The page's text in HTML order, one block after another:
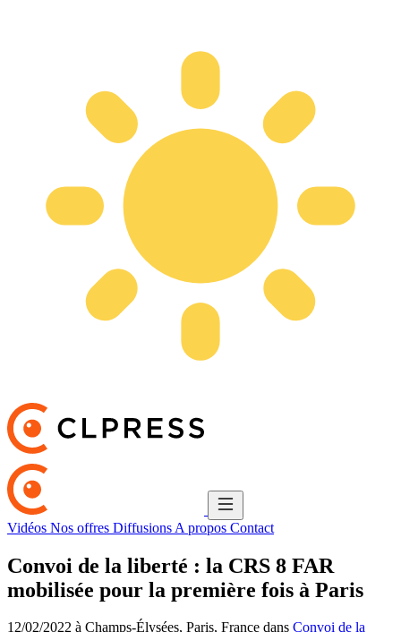
Vidéos Nos offres Diffusions A propos Contact
Convoi de la liberté : la CRS 8 FAR
mobilisée pour la première fois à Paris
12/02/2022 à Champs-Élysées, Paris, France dans Convoi de la